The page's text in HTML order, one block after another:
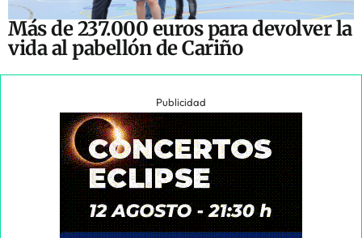
Más de 237.000 euros para devolver la
vida al pabellón de Cariño
Publicidad